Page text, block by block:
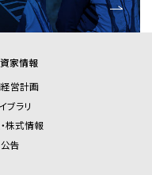
家情報
営計画
ブラリ
株式情報
告